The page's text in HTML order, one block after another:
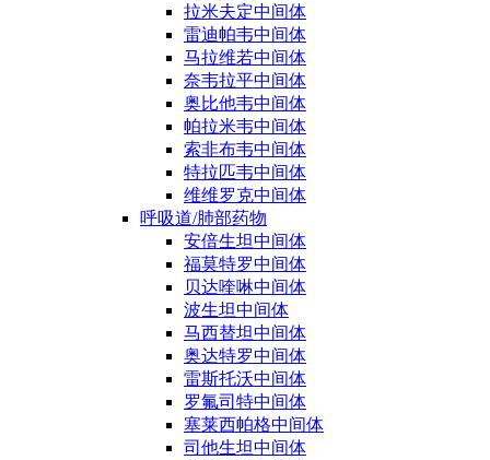
拉米夫定中间体
雷迪帕韦中间体
马拉维若中间体
奈韦拉平中间体
奥比他韦中间体
帕拉米韦中间体
索非布韦中间体
特拉匹韦中间体
维维罗克中间体
呼吸道/肺部药物
安倍生坦中间体
福莫特罗中间体
贝达喹啉中间体
波生坦中间体
马西替坦中间体
奥达特罗中间体
雷斯托沃中间体
罗氟司特中间体
塞莱西帕格中间体
司他生坦中间体